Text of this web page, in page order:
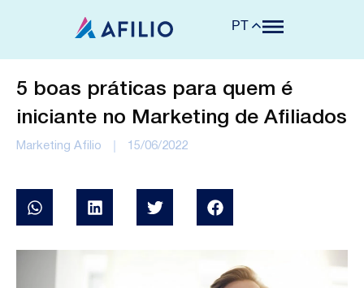
PT
5 boas práticas para quem é
iniciante no Marketing de Afiliados
Marketing Afilio 15/06/2022